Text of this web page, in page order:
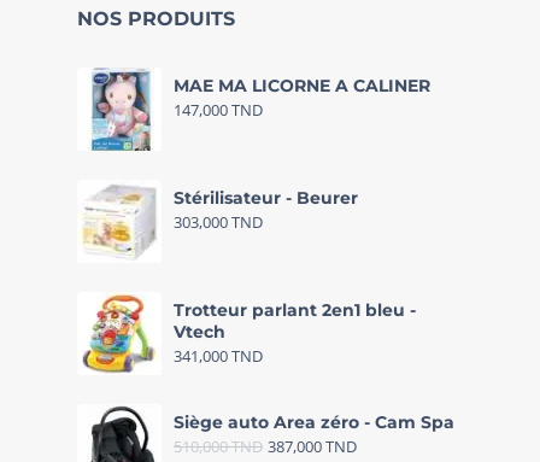
NOS PRODUITS
MAE MA LICORNE A CALINER
147,000TND
Stérilisateur - Beurer
303,000TND
Trotteur parlant 2en1 bleu -
Vtech
341,000TND
Siège auto Area zéro - Cam Spa
510,000TND 387,000TND